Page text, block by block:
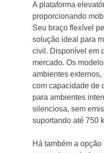
A plataforma
proporcionando
Seu braço flexível
solução ideal para
civil. Disponível em
mercado. Os
ambientes
com capacidade de
para ambientes
silenciosa, sem
suportando até 750
Há também a